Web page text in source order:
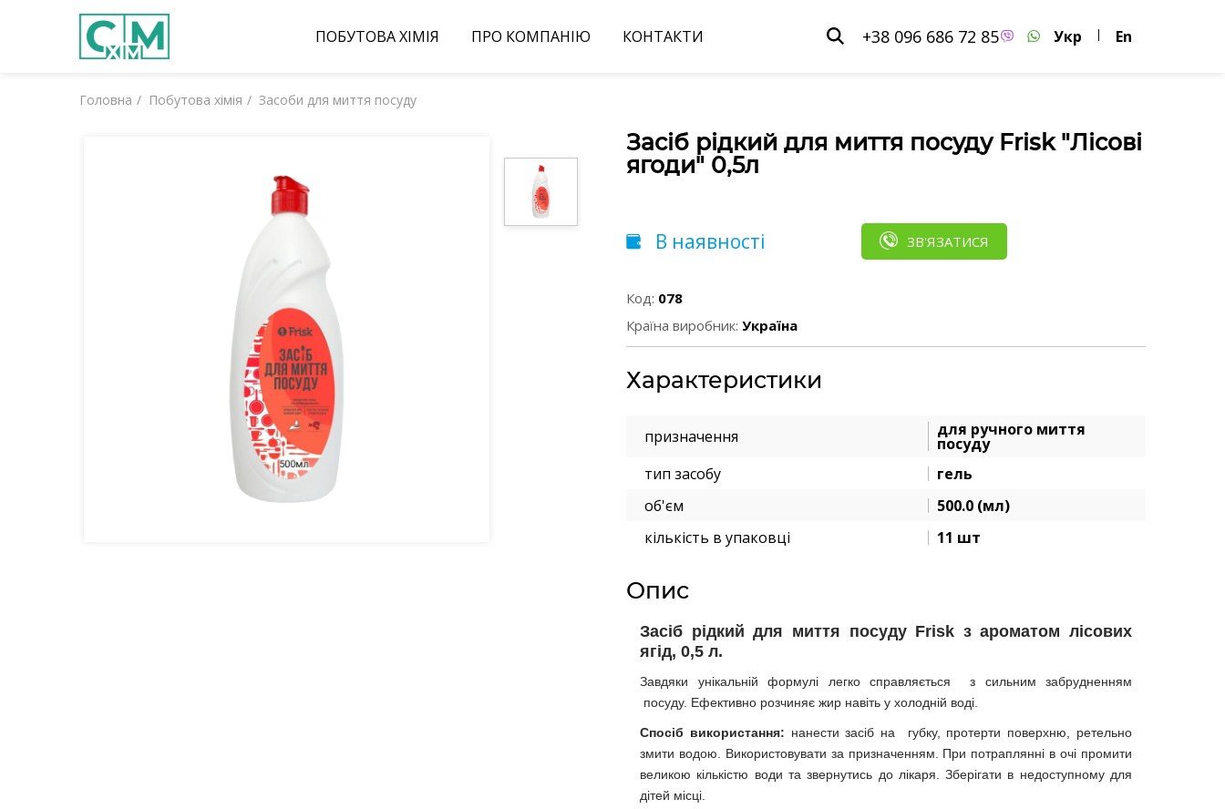
ПОБУТОВА ХІМІЯ ПРО КОМПАНІЮ КОНТАКТИ +38 096 686 72 85 Укр | En
Головна Побутова хімія Засоби для миття посуду
Засіб рідкий для миття посуду Frisk "Лісові
ягоди" 0,5л
В наявності ЗВ'ЯЗАТИСЯ
Код: 078
Країна виробник: Україна
Характеристики
призначення для ручного миття
посуду
тип засобу
гель
об'єм
500.0 (мл)
кількість в упаковці
11 шт
Опис
Засіб рідкий для миття посуду Frisk з ароматом лісових
ягід, 0,5 л.
Завдяки унікальній формулі легко справляється з сильним забрудненням
посуду. Ефективно розчиняє жир навіть у холодній воді.
Спосіб використання: нанести засіб на губку, протерти поверхню, ретельно
змити водою. Використовувати за призначенням. При потраплянні в очі промити
великою кількістю води та звернутись до лікаря. Зберігати в недоступному для
дітей місці.